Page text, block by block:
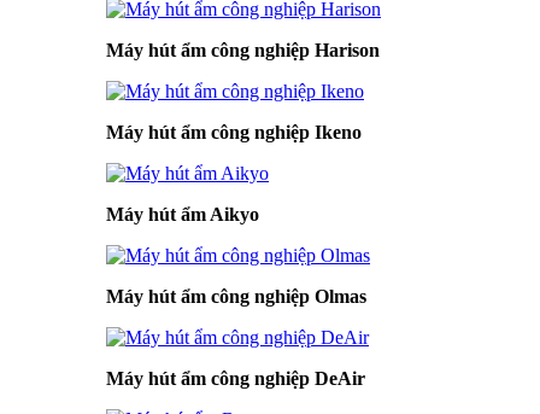
Máy hút ẩm công nghiệp Harison
Máy hút ẩm công nghiệp Ikeno
Máy hút ẩm Aikyo
Máy hút ẩm công nghiệp Olmas
Máy hút ẩm công nghiệp DeAir